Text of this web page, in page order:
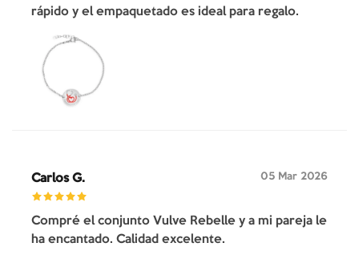
rápido y el empaquetado es ideal para regalo.
Carlos G. 05 Mar 2026
Compré el conjunto Vulve Rebelle y a mi pareja le
ha encantado. Calidad excelente.